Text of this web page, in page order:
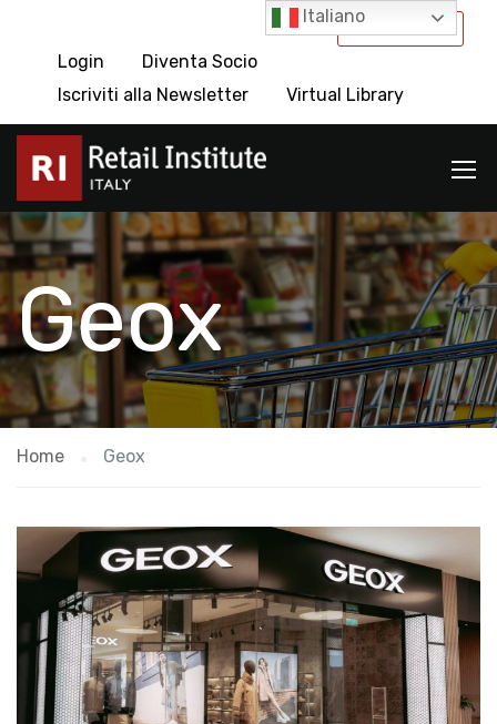
International
Login
Diventa Socio
Iscriviti alla Newsletter
Virtual Library
Geox
Home Geox
Italiano